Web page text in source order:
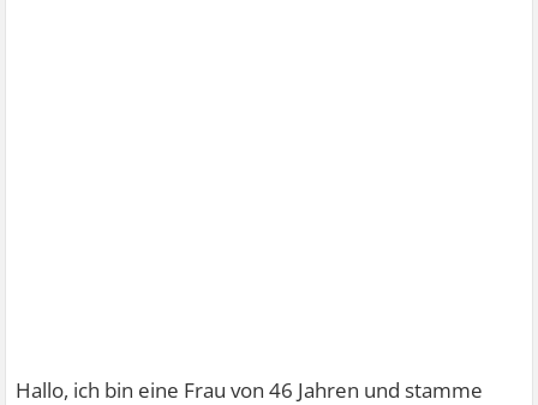
Hallo, ich bin eine Frau von 46 Jahren und stamme